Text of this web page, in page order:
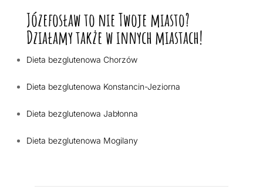
Józefosław to nie Twoje miasto?
Działamy także w innych miastach!
Dieta bezglutenowa Chorzów
Dieta bezglutenowa Konstancin-Jeziorna
Dieta bezglutenowa Jabłonna
Dieta bezglutenowa Mogilany